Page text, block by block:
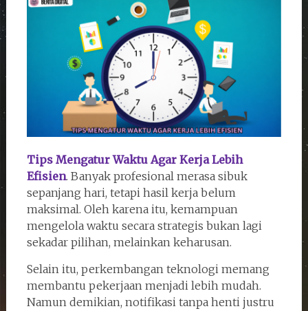
Tips Mengatur Waktu Agar Kerja Lebih
Efisien. Banyak profesional merasa sibuk
sepanjang hari, tetapi hasil kerja belum
maksimal. Oleh karena itu, kemampuan
mengelola waktu secara strategis bukan lagi
sekadar pilihan, melainkan keharusan.
Selain itu, perkembangan teknologi memang
membantu pekerjaan menjadi lebih mudah.
Namun demikian, notifikasi tanpa henti justru